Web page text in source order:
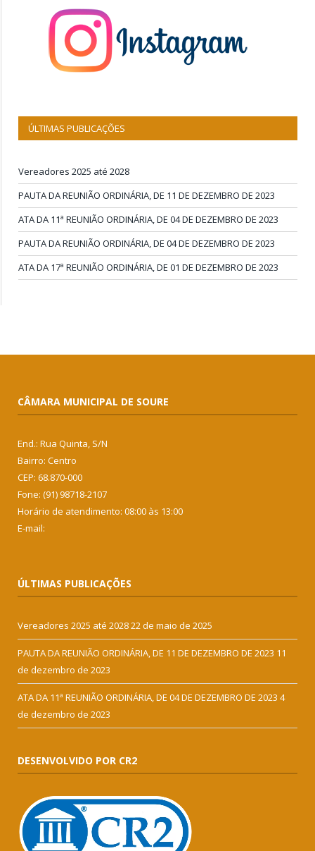
ÚLTIMAS PUBLICAÇÕES
Vereadores 2025 até 2028
PAUTA DA REUNIÃO ORDINÁRIA, DE 11 DE DEZEMBRO DE 2023
ATA DA 11ª REUNIÃO ORDINÁRIA, DE 04 DE DEZEMBRO DE 2023
PAUTA DA REUNIÃO ORDINÁRIA, DE 04 DE DEZEMBRO DE 2023
ATA DA 17ª REUNIÃO ORDINÁRIA, DE 01 DE DEZEMBRO DE 2023
CÂMARA MUNICIPAL DE SOURE
End.: Rua Quinta, S/N
Bairro: Centro
CEP: 68.870-000
Fone: (91) 98718-2107
Horário de atendimento: 08:00 às 13:00
E-mail:
ÚLTIMAS PUBLICAÇÕES
Vereadores 2025 até 202822 de maio de 2025
PAUTA DA REUNIÃO ORDINÁRIA, DE 11 DE DEZEMBRO DE 2023 11
de dezembro de 2023
ATA DA 11ª REUNIÃO ORDINÁRIA, DE 04 DE DEZEMBRO DE 2023 4
de dezembro de 2023
DESENVOLVIDO POR CR2